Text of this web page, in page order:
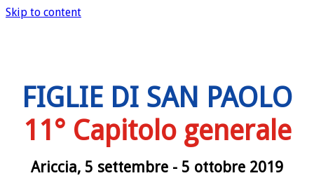
Skip to content
FIGLIE DI SAN PAOLO
11° Capitolo generale
Ariccia, 5 settembre - 5 ottobre 2019